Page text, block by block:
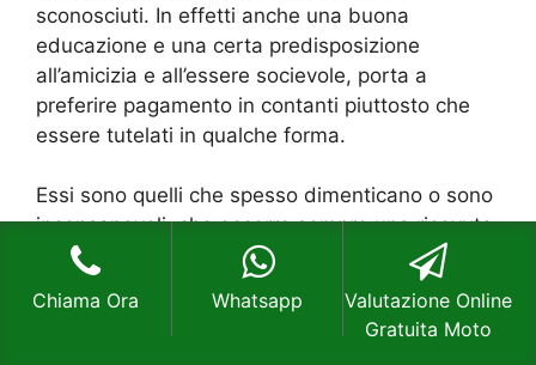
sconosciuti. In effetti anche una buona
educazione e una certa predisposizione
all’amicizia e all’essere socievole, porta a
preferire pagamento in contanti piuttosto che
essere tutelati in qualche forma.
Essi sono quelli che spesso dimenticano o sono
inconsapevoli, che occorre sempre una ricevuta
o una documentazione o anche una
autocertificazione riguarda quello che stanno
pagando. Un altro motivo per cui i giovani
Compro Moto
Chiama Ora Whatsapp
Valutazione Online
Gratuita Moto